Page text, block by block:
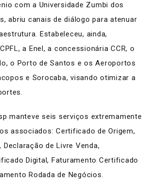
com a Universidade Zumbi dos
abriu canais de diálogo para atenuar
Estabeleceu, ainda,
a Enel, a concessionária CCR, o
o Porto de Santos e os Aeroportos
e Sorocaba, visando otimizar a
manteve seis serviços extremamente
associados: Certificado de Origem,
de Livre Venda,
Digital, Faturamento Certificado
Rodada de Negócios.